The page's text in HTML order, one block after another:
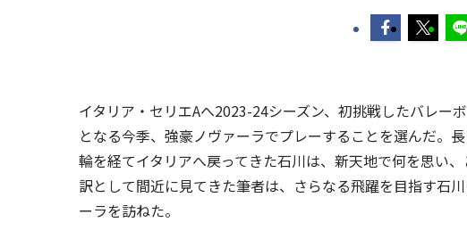
イタリア・セリエAへ2023-24シーズン、初挑戦したバレー
となる今季、強豪ノヴァーラでプレーすることを選んだ。
輪を経てイタリアへ戻ってきた石川は、新天地で何を思い
訳として間近に見てきた筆者は、さらなる飛躍を目指す石
ーラを訪ねた。